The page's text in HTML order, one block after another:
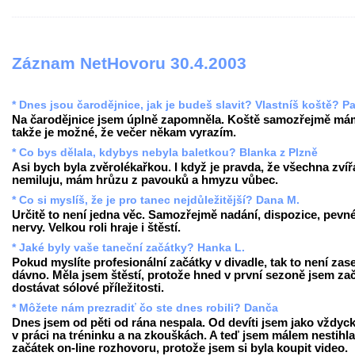
Záznam NetHovoru 30.4.2003
* Dnes jsou čarodějnice, jak je budeš slavit? Vlastníš koště?
Na čarodějnice jsem úplně zapomněla. Koště samozřejmě
takže je možné, že večer někam vyrazím.
* Co bys dělala, kdybys nebyla baletkou? Blanka z Plzně
Asi bych byla zvěrolékařkou. I když je pravda, že všechna
nemiluju, mám hrůzu z pavouků a hmyzu vůbec.
* Co si myslíš, že je pro tanec nejdůležitější? Dana M.
Určitě to není jedna věc. Samozřejmě nadání, dispozice,
nervy. Velkou roli hraje i štěstí.
* Jaké byly vaše taneční začátky? Hanka L.
Pokud myslíte profesionální začátky v divadle, tak to není
dávno. Měla jsem štěstí, protože hned v první sezoně jsem
dostávat sólové příležitosti.
* Môžete nám prezradiť čo ste dnes robili? Danča
Dnes jsem od pěti od rána nespala. Od devíti jsem jako
v práci na tréninku a na zkouškách. A teď jsem málem nestihla
začátek on-line rozhovoru, protože jsem si byla koupit video.